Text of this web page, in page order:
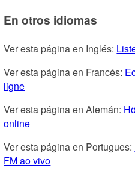
En otros idiomas
Ver esta página en Inglés:
Ver esta página en Francés:
ligne
Ver esta página en Alemán:
online
Ver esta página en Portugues:
FM ao vivo